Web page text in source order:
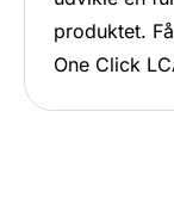
produktet.
One Click